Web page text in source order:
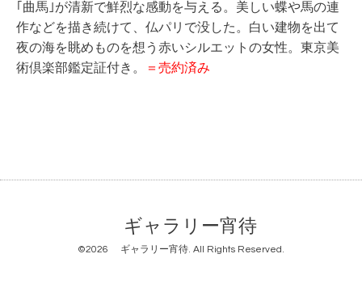
｢曲馬｣が清新で鮮烈な感動を与える。美しい蝶や馬の連
作などを描き続けて、仏パリで没した。白い建物を出て
夜の海を眺めものを想う 赤いシルエットの女性。東京美
術倶楽部鑑定証付き。
＝売約済み
ギャラリー宵待
©2026 ギャラリー宵待. All Rights Reserved.